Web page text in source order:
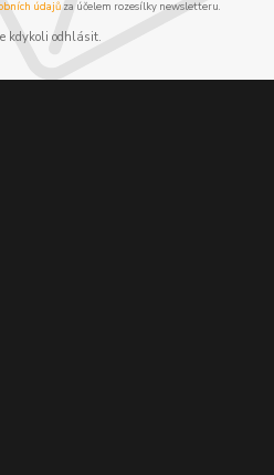
údajůza účelem rozesílky newsletteru.
kdykoli odhlásit.